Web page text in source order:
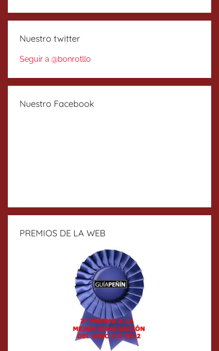
Nuestro twitter
Seguir a @bonrotllo
Nuestro Facebook
PREMIOS DE LA WEB